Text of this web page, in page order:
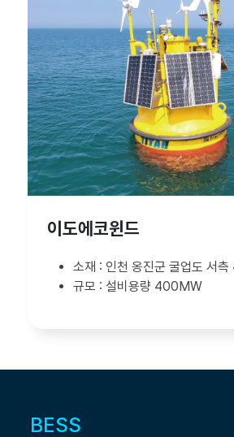
이도에코윈드
인천 옹진군 굴업도 서
설비용량 400MW
BESS